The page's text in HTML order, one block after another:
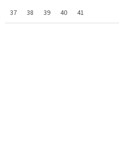
37
38 39 40 41